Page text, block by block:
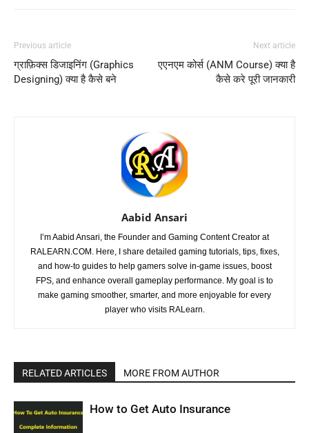
Previous article
ग्राफ़िक्स डिजाइनिंग (Graphics
Designing) क्या है कैसे बने
Next article
एएनएम कोर्स (ANM Course) क्या है
कैसे करे पूरी जानकारी
Aabid Ansari
I’m Aabid Ansari, the Founder and Gaming Content Creator at
RALEARN.COM. Here, I share detailed gaming tutorials, tips, fixes,
and how-to guides to help gamers solve in-game issues, boost
FPS, and enhance overall gameplay performance. My goal is to
make gaming smoother, smarter, and more enjoyable for every
player who visits RALearn.
RELATED ARTICLES MORE FROM AUTHOR
How to Get Auto Insurance